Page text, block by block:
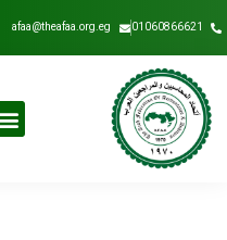
01060866621
afaa@theafaa.org.eg